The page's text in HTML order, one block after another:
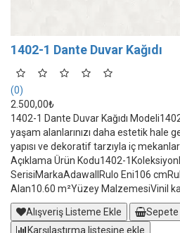
1402-1 Dante Duvar Kağıdı
(0)
2.500,00₺
1402-1 Dante Duvar Kağıdı
yaşam alanlarınızı daha estetik hale
yapısı ve dekoratif tarzıyla iç
Açıklama Ürün Kodu1402-
SerisiMarkaAdawallRulo Eni106
Alan10.60 m²Yüzey MalzemesiVinil
Alışveriş Listeme Ekle
Sepete
Karşılaştırma listesine ekle